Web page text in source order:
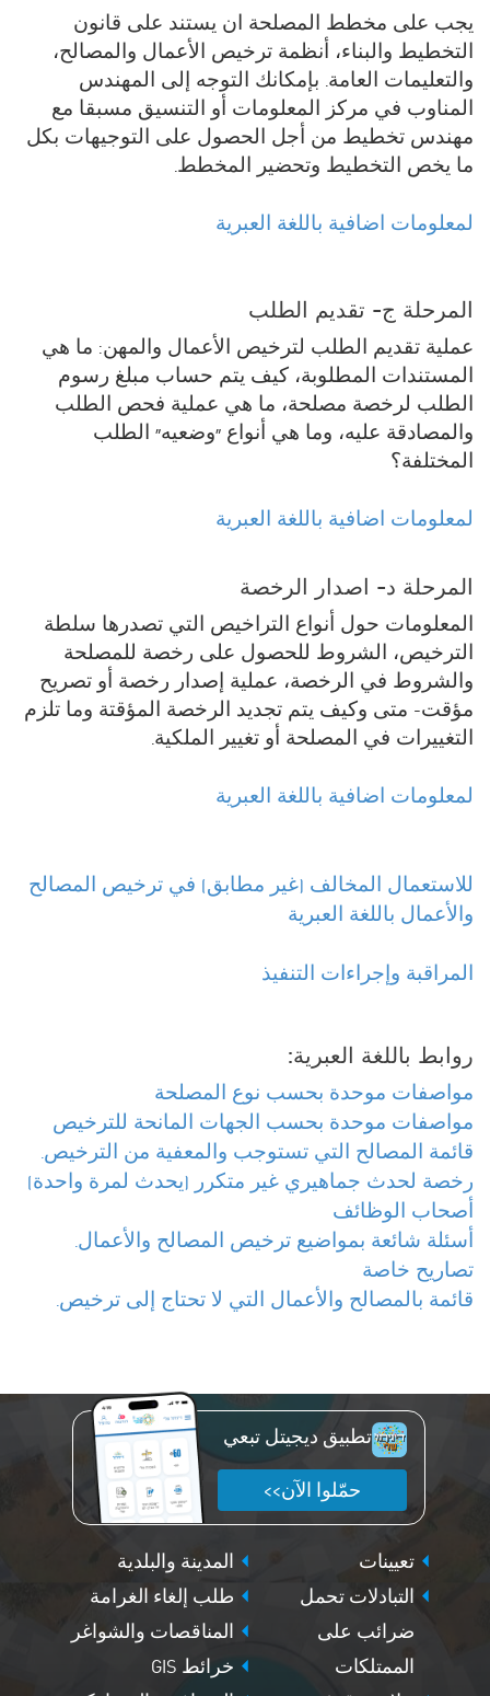
يجب على مخطط المصلحة ان يستند على قانون
التخطيط والبناء، أنظمة ترخيص الأعمال والمصالح،
والتعليمات العامة. بإمكانك التوجه إلى المهندس
المناوب في مركز المعلومات أو التنسيق مسبقا مع
مهندس تخطيط من أجل الحصول على التوجيهات بكل
ما يخص التخطيط وتحضير المخطط.
لمعلومات اضافية باللغة العبرية
المرحلة ج- تقديم الطلب
عملية تقديم الطلب لترخيص الأعمال والمهن: ما هي
المستندات المطلوبة، كيف يتم حساب مبلغ رسوم
الطلب لرخصة مصلحة، ما هي عملية فحص الطلب
والمصادقة عليه، وما هي أنواع "وضعيه" الطلب
المختلفة؟
لمعلومات اضافية باللغة العبرية
المرحلة د- اصدار الرخصة
المعلومات حول أنواع التراخيص التي تصدرها سلطة
الترخيص، الشروط للحصول على رخصة للمصلحة
والشروط في الرخصة، عملية إصدار رخصة أو تصريح
مؤقت- متى وكيف يتم تجديد الرخصة المؤقتة وما تلزم
التغييرات في المصلحة أو تغيير الملكية.
لمعلومات اضافية باللغة العبرية
للاستعمال المخالف (غير مطابق) في ترخيص المصالح
والأعمال باللغة العبرية
المراقبة وإجراءات التنفيذ
روابط باللغة العبرية:
مواصفات موحدة بحسب نوع المصلحة
مواصفات موحدة بحسب الجهات المانحة للترخيص
قائمة المصالح التي تستوجب والمعفية من الترخيص.
رخصة لحدث جماهيري غير متكرر (يحدث لمرة واحدة)
أصحاب الوظائف
أسئلة شائعة بمواضيع ترخيص المصالح والأعمال.
تصاريح خاصة
قائمة بالمصالح والأعمال التي لا تحتاج إلى ترخيص.
تطبيق ديجيتل تبعي
حمّلوا الآن>>
تعيينات
المدينة والبلدية
التبادلات تحمل
ضرائب على
الممتلكات
طلب إلغاء الغرامة
المناقصات والشواغر
خرائط GIS